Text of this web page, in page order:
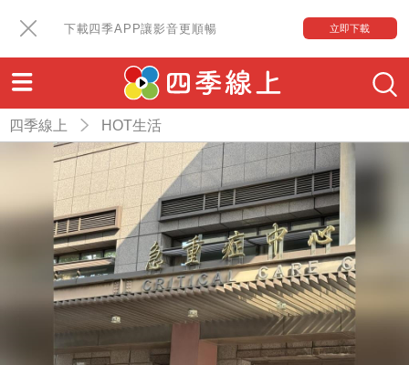
下載四季APP讓影音更順暢 立即下載
四季線上 HOT生活